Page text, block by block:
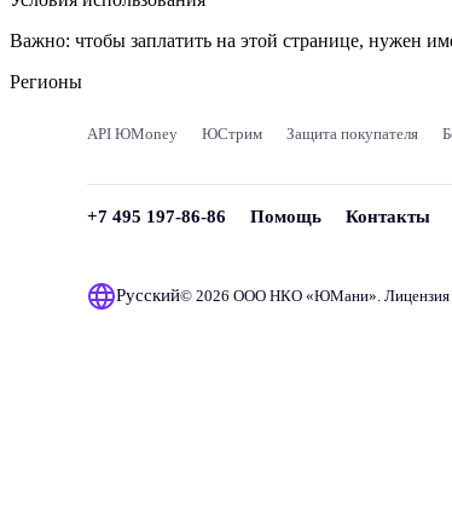
Важно: чтобы заплатить на этой странице, нужен
Регионы
API ЮMoney ЮСтрим Защита покупателя
+7 495 197-86-86 Помощь Контакты
Русский© 2026 ООО НКО «ЮМани».